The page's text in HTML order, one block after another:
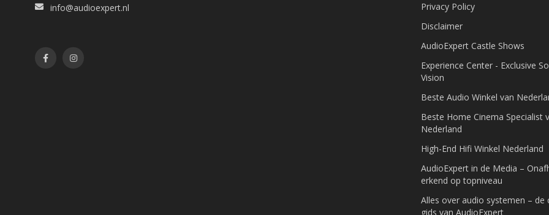
info@audioexpert.nl
Privacy Policy
Disclaimer
AudioExpert Castle Shows
Experience Center - Exclusive
Vision
Beste Audio Winkel van
Beste Home Cinema Specialist
Nederland
High-End Hifi Winkel Nederland
AudioExpert in de Media –
erkend op topniveau
Alles over audio systemen – de
gids van AudioExpert